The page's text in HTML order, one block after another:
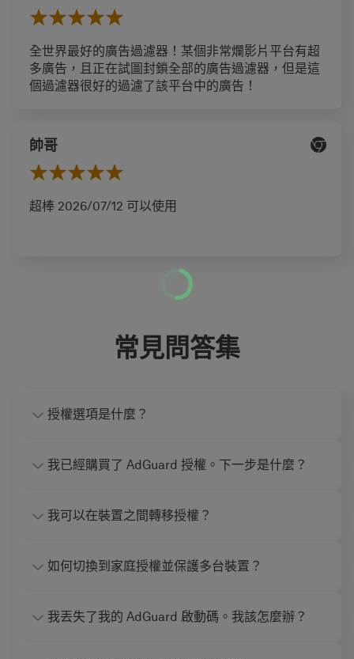
全世界最好的廣告過濾器！某個非常爛影片平台有超
多廣告，且正在試圖封鎖全部的廣告過濾器，但是這
個過濾器很好的過濾了該平台中的廣告！
帥哥
超棒 2026/07/12 可以使用
常見問答集
授權選項是什麼？
我已經購買了 AdGuard 授權。下一步是什麼？
我可以在裝置之間轉移授權？
如何切換到家庭授權並保護多台裝置？
我丟失了我的 AdGuard 啟動碼。我該怎麼辦？